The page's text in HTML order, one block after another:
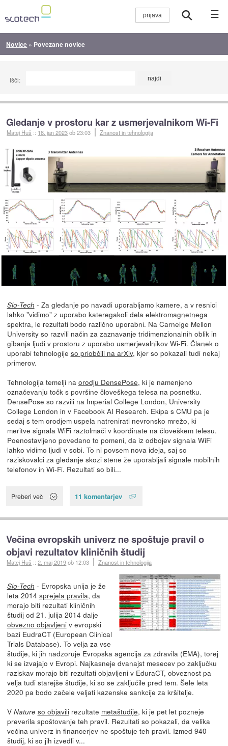
☰
Novice » Povezane novice
Išči:
Gledanje v prostoru kar z usmerjevalnikom Wi-Fi
Matej Huš :: 18. jan 2023ob 23:03 Znanost in tehnologija
Slo-Tech - Za gledanje po navadi uporabljamo kamere, a v resnici
lahko "vidimo" z uporabo kateregakoli dela elektromagnetnega
spektra, le rezultati bodo različno uporabni. Na Carneige Mellon
University so razvili način za zaznavanje tridimenzionalnih oblik in
gibanja ljudi v prostoru z uporabo usmerjevalnikov Wi-Fi. Članek o
uporabi tehnologije so priobčili na arXiv, kjer so pokazali tudi nekaj
primerov.
Tehnologija temelji na orodju DensePose, ki je namenjeno
označevanju točk s površine človeškega telesa na posnetku.
DensePose so razvili na Imperial College London, University
College London in v Facebook AI Research. Ekipa s CMU pa je
sedaj s tem orodjem uspela natrenirati nevronsko mrežo, ki
meritve signala WiFi raztolmači v koordinate na človeškem telesu.
Poenostavljeno povedano to pomeni, da iz odbojev signala WiFi
lahko vidimo ljudi v sobi. To ni povsem nova ideja, saj so
raziskovalci za gledanje skozi stene že uporabljali signale mobilnih
telefonov in Wi-Fi. Rezultati so bili...
Preberi več 11 komentarjev
Večina evropskih univerz ne spoštuje pravil o
objavi rezultatov kliničnih študij
Matej Huš ::2. maj 2019ob 12:03 Znanost in tehnologija
Slo-Tech - Evropska unija je že
leta 2014 sprejela pravila, da
morajo biti rezultati kliničnih
študij od 21. julija 2014 dalje
obvezno objavljeniv evropski
bazi EudraCT (European Clinical
Trials Database). To velja za vse
študije, ki jih nadzoruje Evropska agencija za zdravila (EMA), torej
ki se izvajajo v Evropi. Najkasneje dvanajst mesecev po zaključku
raziskav morajo biti rezultati objavljeni v EduraCT, obveznost pa
velja tudi starejše študije, ki so se zaključile pred tem. Šele leta
2020 pa bodo začele veljati kazenske sankcije za kršitelje.
V Nature so objavilirezultate metaštudije, ki je pet let pozneje
preverila spoštovanje teh pravil. Rezultati so pokazali, da velika
večina univerz in financerjev ne spoštuje teh pravil. Izmed 940
študij, ki so jih izvedli v...